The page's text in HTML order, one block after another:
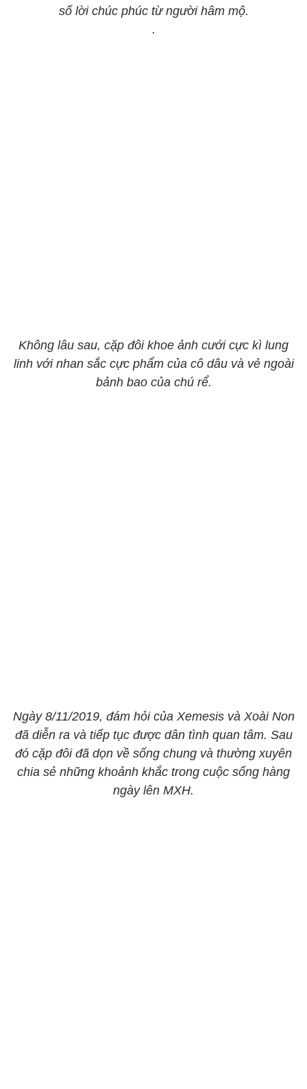
số lời chúc phúc từ người hâm mộ.
.
Không lâu sau, cặp đôi khoe ảnh cưới cực kì lung
linh với nhan sắc cực phẩm của cô dâu và vẻ ngoài
bảnh bao của chú rể.
Ngày 8/11/2019, đám hỏi của Xemesis và Xoài Non
đã diễn ra và tiếp tục được dân tình quan tâm. Sau
đó cặp đôi đã dọn về sống chung và thường xuyên
chia sẻ những khoảnh khắc trong cuộc sống hàng
ngày lên MXH.